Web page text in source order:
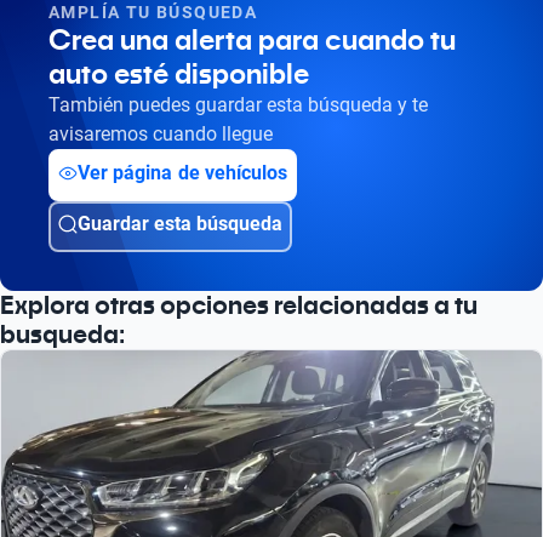
Busca por modelo
Busca por versión
Busca por año
AMPLÍA TU BÚSQUEDA
Crea una alerta para cuando tu
auto esté disponible
También puedes guardar esta búsqueda y te
avisaremos cuando llegue
Ver página de vehículos
Guardar esta búsqueda
Explora otras opciones relacionadas a tu
busqueda: